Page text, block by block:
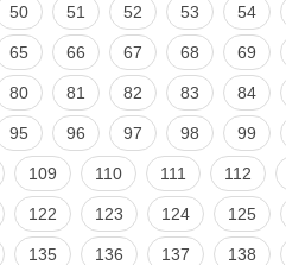
50 51 52 53 54
65 66 67 68 69
80 81 82 83 84
95 96 97 98 99
109 110 111 112
122 123 124 125
135 136 137 138